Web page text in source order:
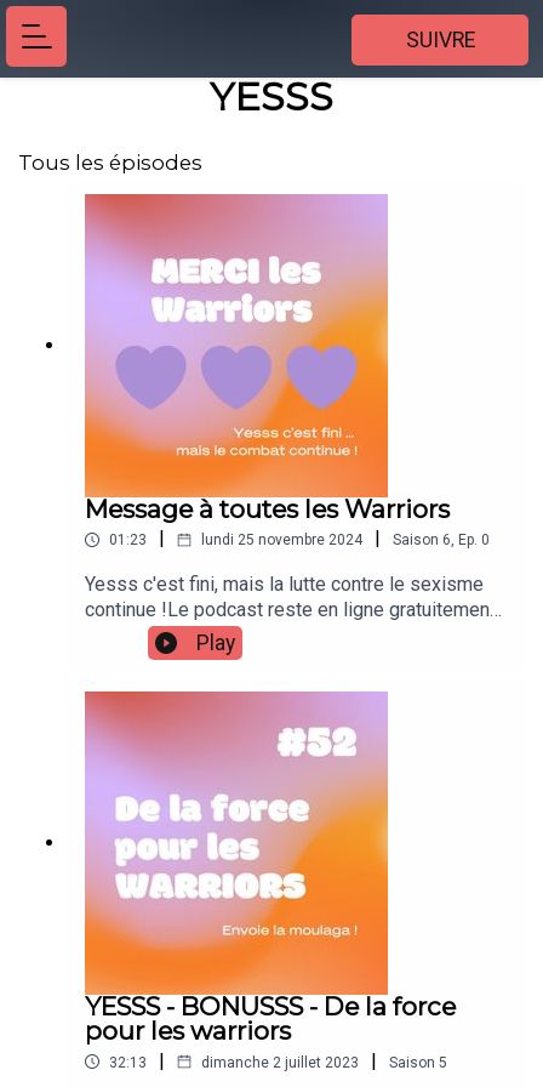
SUIVRE
YESSS
Tous les épisodes
Message à toutes les Warriors
01:23 lundi 25 novembre 2024 Saison 6, Ep. 0
Yesss c'est fini, mais la lutte contre le sexisme
continue !Le podcast reste en ligne gratuitement
et sans pub grâce à la générosité des personnes
qui ont participé à notre cagnotte.Pour suivre nos
combats, RDV sur nos réseaux sociaux
:@zazem@zin_ai@margaidq@mariepixelleForce
à vous les warriors !
Play
YESSS - BONUSSS - De la force
pour les warriors
32:13 | dimanche 2 juillet 2023 | Saison 5